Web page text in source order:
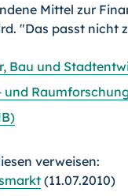
Mittel zur
"Das passt nicht
Bau und
verweisen:
(11.07.2010)